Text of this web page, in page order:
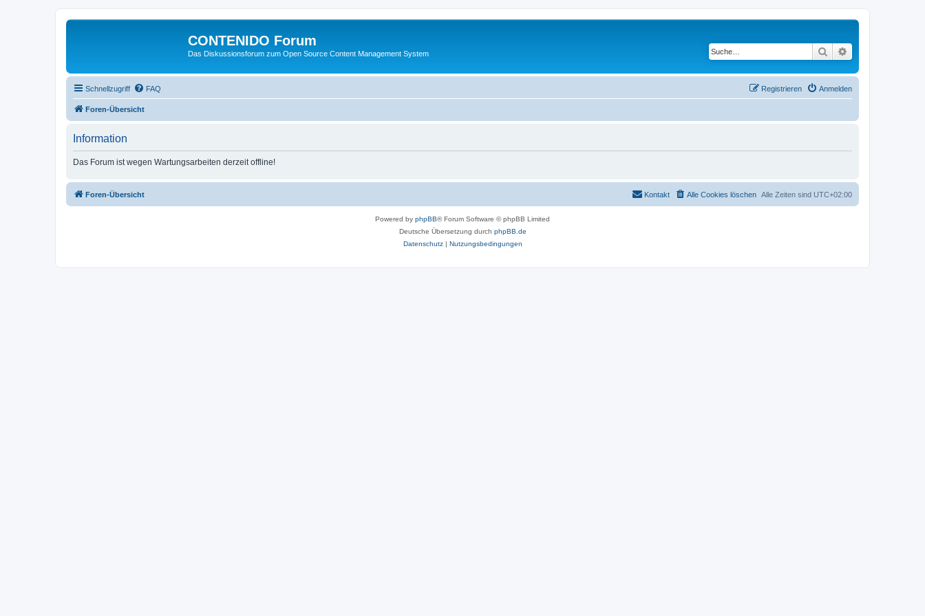
CONTENIDO Forum
Das Diskussionsforum zum Open Source Content Management System Suche
Schnellzugriff FAQ Anmelden
Registrieren
Foren-Übersicht
Information
Das Forum ist wegen Wartungsarbeiten derzeit offline!
Foren-Übersicht Alle Zeiten sind UTC+02:00
Alle Cookies löschen
Kontakt
Powered by phpBB® Forum Software © phpBB Limited
Deutsche Übersetzung durch phpBB.de
Datenschutz| Nutzungsbedingungen